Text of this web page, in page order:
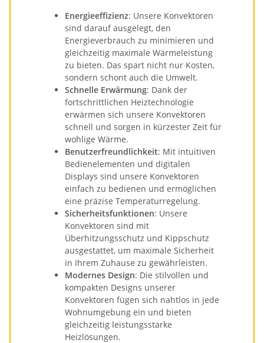
Energieeffizienz: Unsere Konvektoren
sind darauf ausgelegt, den
Energieverbrauch zu minimieren und
gleichzeitig maximale Wärmeleistung
zu bieten. Das spart nicht nur Kosten,
sondern schont auch die Umwelt.
Schnelle Erwärmung: Dank der
fortschrittlichen Heiztechnologie
erwärmen sich unsere Konvektoren
schnell und sorgen in kürzester Zeit für
wohlige Wärme.
Benutzerfreundlichkeit: Mit intuitiven
Bedienelementen und digitalen
Displays sind unsere Konvektoren
einfach zu bedienen und ermöglichen
eine präzise Temperaturregelung.
Sicherheitsfunktionen: Unsere
Konvektoren sind mit
Überhitzungsschutz und Kippschutz
ausgestattet, um maximale Sicherheit
in Ihrem Zuhause zu gewährleisten.
Modernes Design: Die stilvollen und
kompakten Designs unserer
Konvektoren fügen sich nahtlos in jede
Wohnumgebung ein und bieten
gleichzeitig leistungsstarke
Heizlösungen.